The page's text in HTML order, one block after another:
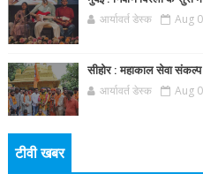
आर्यावर्त डेस्क Aug
सीहोर : महाकाल सेवा
आर्यावर्त डेस्क Aug
टीवी खबर